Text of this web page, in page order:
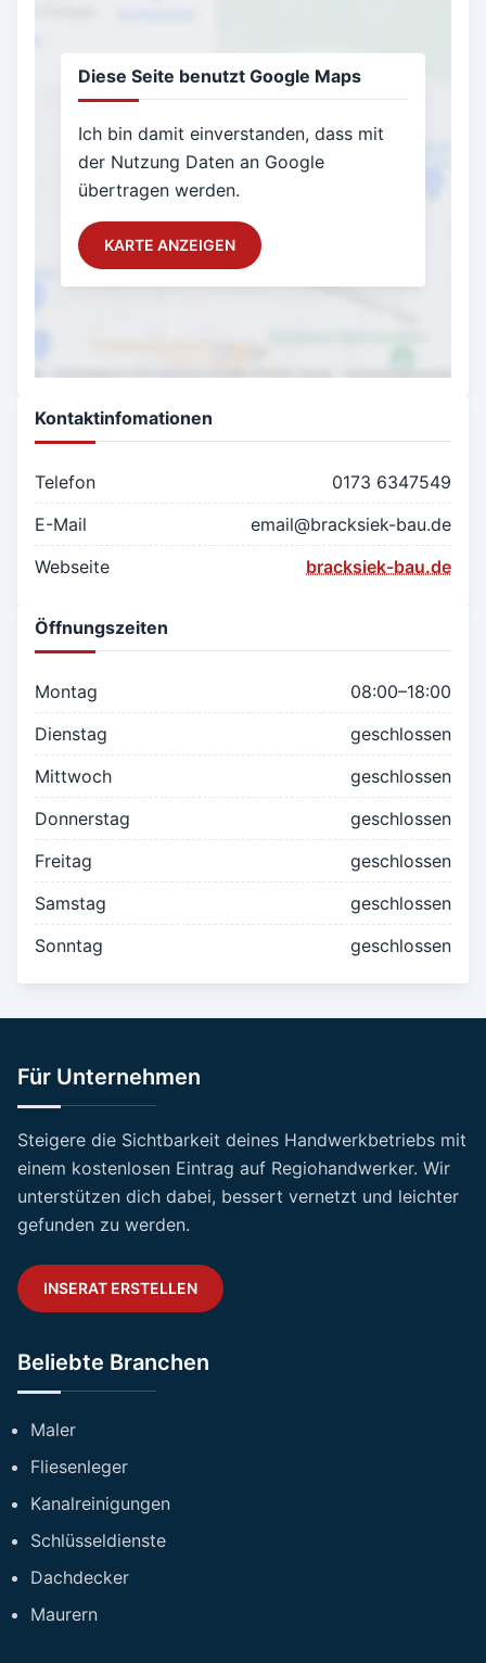
Diese Seite benutzt Google Maps
Ich bin damit einverstanden, dass mit
der Nutzung Daten an Google
übertragen werden.
KARTE ANZEIGEN
Kontaktinfomationen
Telefon
0173 6347549
E-Mail
email@bracksiek-bau.de
Webseite
bracksiek-bau.de
Öffnungszeiten
Montag
08:00–18:00
Dienstag
geschlossen
Mittwoch
geschlossen
Donnerstag
geschlossen
Freitag
geschlossen
Samstag
geschlossen
Sonntag
geschlossen
Für Unternehmen
Steigere die Sichtbarkeit deines Handwerkbetriebs mit
einem kostenlosen Eintrag auf Regiohandwerker. Wir
unterstützen dich dabei, bessert vernetzt und leichter
gefunden zu werden.
INSERAT ERSTELLEN
Beliebte Branchen
Maler
Fliesenleger
Kanalreinigungen
Schlüsseldienste
Dachdecker
Maurern